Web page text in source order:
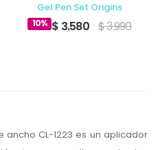
Gel Pen Set Origins
10% $ 3.580 $ 3.990
ancho CL-1223 es un aplicador